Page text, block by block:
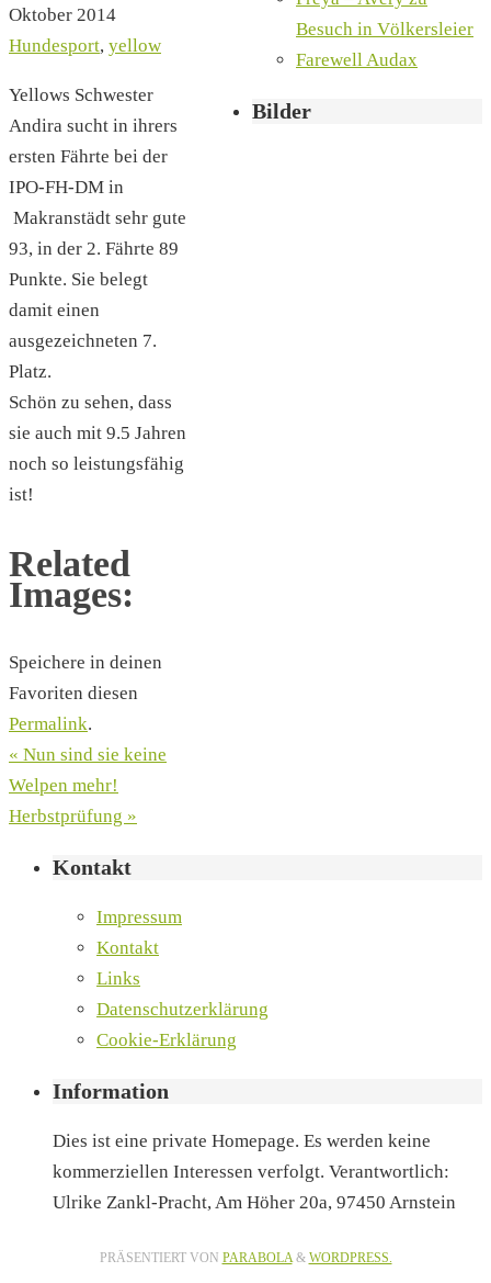
Oktober 2014
Hundesport, yellow
Yellows Schwester
Andira sucht in ihrers
ersten Fährte bei der
IPO-FH-DM in
Makranstädt sehr gute
93, in der 2. Fährte 89
Punkte. Sie belegt
damit einen
ausgezeichneten 7.
Platz.
Schön zu sehen, dass
sie auch mit 9.5 Jahren
noch so leistungsfähig
ist!
Related
Images:
Speichere in deinen
Favoriten diesen
Permalink.
« Nun sind sie keine
Welpen mehr!
Herbstprüfung »
Besuch in Völkersleier
Farewell Audax
Bilder
Kontakt
Impressum
Kontakt
Links
Datenschutzerklärung
Cookie-Erklärung
Information
Dies ist eine private Homepage. Es werden keine
kommerziellen Interessen verfolgt. Verantwortlich:
Ulrike Zankl-Pracht, Am Höher 20a, 97450 Arnstein
PRÄSENTIERT VON PARABOLA& WORDPRESS.